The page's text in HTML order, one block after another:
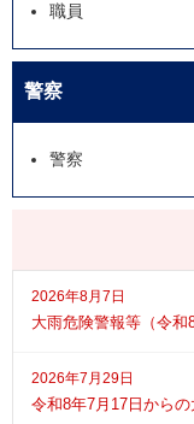
2026年8月7日
大雨危険警報等（令和
2026年7月29日
令和8年7月17日からの
職員
警察
警察